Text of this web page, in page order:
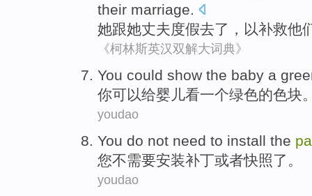
their marriage.
她跟她丈夫度假去了， 以补救他
《柯林斯英汉双解大词典》
You could show the baby a
你可以给婴儿看一个绿色的色块
youdao
You do not need to install the
您不需要安装补丁或者快照了 。
youdao